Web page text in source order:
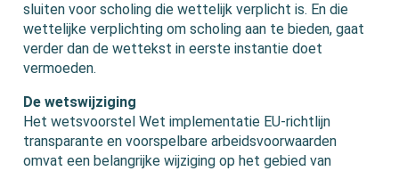
sluiten voor scholing die wettelijk verplicht is. En die
wettelijke verplichting om scholing aan te bieden, gaat
verder dan de wettekst in eerste instantie doet
vermoeden.
De wetswijziging
Het wetsvoorstel Wet implementatie EU-richtlijn
transparante en voorspelbare arbeidsvoorwaarden
omvat een belangrijke wijziging op het gebied van